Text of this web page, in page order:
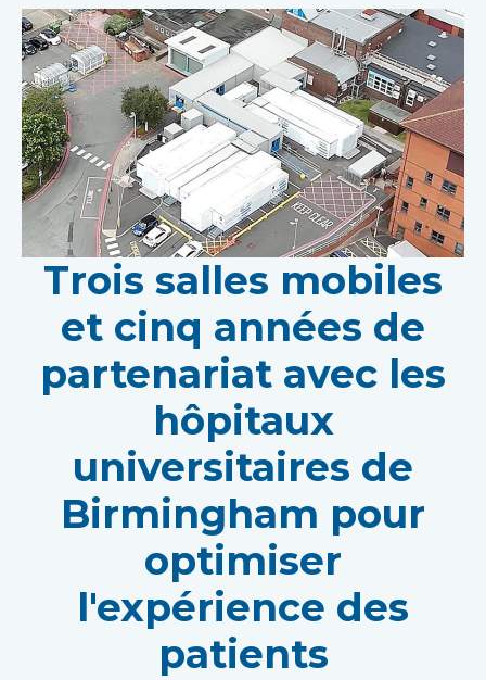
Trois salles mobiles
et cinq années de
partenariat avec les
hôpitaux
universitaires de
Birmingham pour
optimiser
l'expérience des
patients